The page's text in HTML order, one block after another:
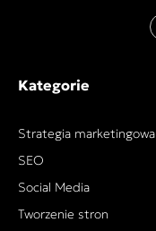
Kategorie
Strategia marketingowa
SEO
Social Media
Tworzenie stron